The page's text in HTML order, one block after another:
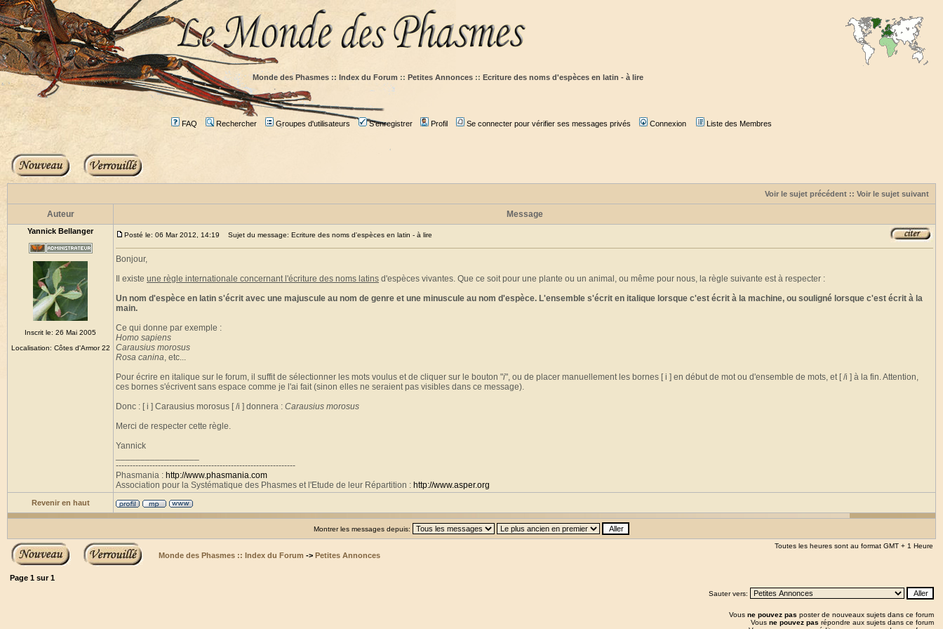
Monde des Phasmes :: Index du Forum :: Petites Annonces :: Ecriture des noms d'espèces en latin - à lire
FAQ Rechercher Groupes d'utilisateurs S'enregistrer Profil Se connecter pour vérifier ses messages privés Connexion Liste des Membres
Voir le sujet précédent :: Voir le sujet suivant
Auteur Message
Yannick Bellanger
Inscrit le: 26 Mai 2005
Localisation: Côtes d'Armor 22
Posté le: 06 Mar 2012, 14:19 Sujet du message: Ecriture des noms d'espèces en latin - à lire
Bonjour,
Il existe une règle internationale concernant l'écriture des noms latins d'espèces vivantes. Que ce soit pour une plante ou un animal, ou même pour nous, la règle suivante est à respecter :
Un nom d'espèce en latin s'écrit avec une majuscule au nom de genre et une minuscule au nom d'espèce. L'ensemble s'écrit en italique lorsque c'est écrit à la machine, ou souligné lorsque c'est écrit à la
main.
Ce qui donne par exemple :
Homo sapiens
Carausius morosus
Rosa canina, etc...
Pour écrire en italique sur le forum, il suffit de sélectionner les mots voulus et de cliquer sur le bouton "i", ou de placer manuellement les bornes [ i ] en début de mot ou d'ensemble de mots, et [ /i ] à la fin. Attention,
ces bornes s'écrivent sans espace comme je l'ai fait (sinon elles ne seraient pas visibles dans ce message).
Donc : [ i ] Carausius morosus [ /i ] donnera : Carausius morosus
Merci de respecter cette règle.
Yannick
----------------------------------------------------------------
Phasmania : http://www.phasmania.com
Association pour la Systématique des Phasmes et l'Etude de leur Répartition : http://www.asper.org
Revenir en haut
Montrer les messages depuis:
Monde des Phasmes :: Index du Forum -> Petites Annonces
Toutes les heures sont au format GMT + 1 Heure
Page 1 sur1
Sauter vers:
Vous ne pouvez pas poster de nouveaux sujets dans ce forum
Vous ne pouvez pas répondre aux sujets dans ce forum